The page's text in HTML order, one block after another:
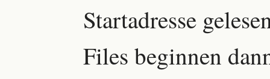
Startadresse
Files beginnen